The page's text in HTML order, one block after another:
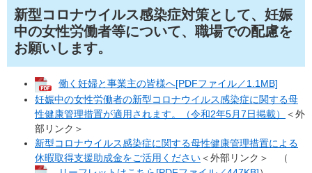
新型コロナウイルス感染症対策として、妊娠
中の女性労働者等について、職場での配慮を
お願いします。
働く妊婦と事業主の皆様へ[PDFファイル／1.1MB]
妊娠中の女性労働者の新型コロナウイルス感染症に関する母
性健康管理措置が適用されます。（令和2年5月7日掲載）
＜外
部リンク＞
新型コロナウイルス感染症に関する母性健康管理措置による
休暇取得支援助成金をご活用ください＜外部リンク＞
（